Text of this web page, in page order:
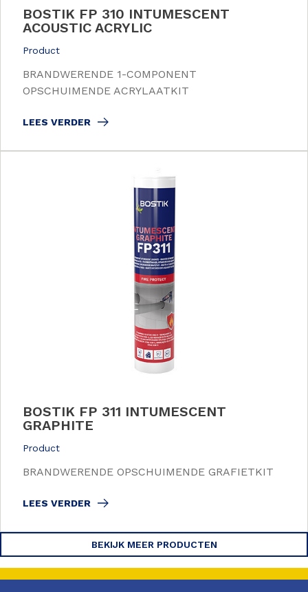
BOSTIK FP 310 INTUMESCENT
ACOUSTIC ACRYLIC
Product
BRANDWERENDE 1-COMPONENT
OPSCHUIMENDE ACRYLAATKIT
LEES VERDER
BOSTIK FP 311 INTUMESCENT
GRAPHITE
Product
BRANDWERENDE OPSCHUIMENDE GRAFIETKIT
LEES VERDER
BEKIJK MEER PRODUCTEN